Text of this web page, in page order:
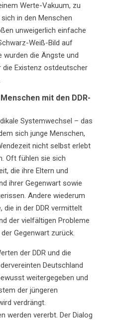
Werte-Vakuum, zu
in den Menschen
unweigerlich einfache
Weiß-Bild auf
wurden die Ängste und
die Existenz ostdeutscher
mit den DDR-
Systemwechsel – das
sich junge Menschen,
nicht selbst erlebt
Oft fühlen sie sich
die ihre Eltern und
ihrer Gegenwart sowie
Andere wiederum
in der DDR vermittelt
der vielfältigen Probleme
Gegenwart zurück.
der DDR und die
Deutschland
weitergegeben und
der jüngeren
verdrängt.
werden vererbt. Der Dialog